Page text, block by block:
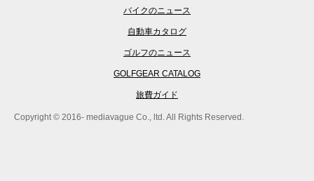
バイクのニュース
自動車カタログ
ゴルフのニュース
GOLFGEAR CATALOG
旅費ガイド
Copyright © 2016- mediavague Co., ltd. All Rights Reserved.